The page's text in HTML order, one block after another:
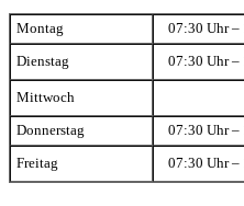
Montag 07:30 Uhr –
Dienstag 07:30 Uhr –
Mittwoch
Donnerstag 07:30 Uhr –
Freitag 07:30 Uhr –